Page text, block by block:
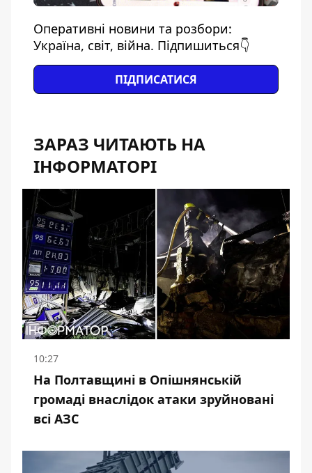
Оперативні новини та розбори:
Україна, світ, війна. Підпишиться👇
ПІДПИСАТИСЯ
ЗАРАЗ ЧИТАЮТЬ НА
ІНФОРМАТОРІ
10:27
На Полтавщині в Опішнянській
громаді внаслідок атаки зруйновані
всі АЗС